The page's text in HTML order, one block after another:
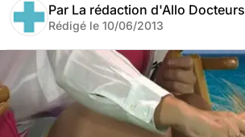
Par La rédaction d'Allo Docteurs
Rédigé le 10/06/2013